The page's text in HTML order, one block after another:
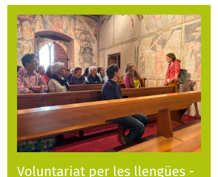
Voluntariat per les llengües -